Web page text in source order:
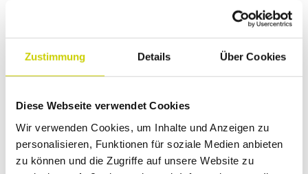
Zustimmung Details Über Cookies
Diese Webseite verwendet Cookies
Wir verwenden Cookies, um Inhalte und Anzeigen zu
personalisieren, Funktionen für soziale Medien anbieten
zu können und die Zugriffe auf unsere Website zu
40723 Hilden
Anreise mit dem Auto